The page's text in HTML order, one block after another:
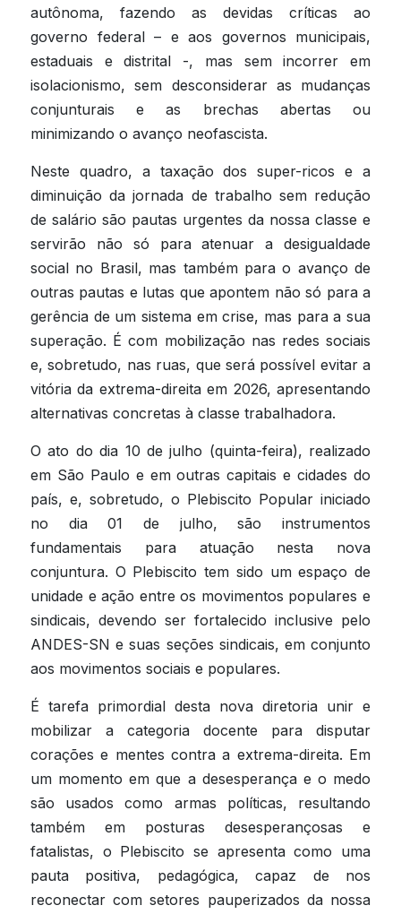
autônoma, fazendo as devidas críticas ao
governo federal – e aos governos municipais,
estaduais e distrital -, mas sem incorrer em
isolacionismo, sem desconsiderar as mudanças
conjunturais e as brechas abertas ou
minimizando o avanço neofascista.
Neste quadro, a taxação dos super-ricos e a
diminuição da jornada de trabalho sem redução
de salário são pautas urgentes da nossa classe e
servirão não só para atenuar a desigualdade
social no Brasil, mas também para o avanço de
outras pautas e lutas que apontem não só para a
gerência de um sistema em crise, mas para a sua
superação. É com mobilização nas redes sociais
e, sobretudo, nas ruas, que será possível evitar a
vitória da extrema-direita em 2026, apresentando
alternativas concretas à classe trabalhadora.
O ato do dia 10 de julho (quinta-feira), realizado
em São Paulo e em outras capitais e cidades do
país, e, sobretudo, o Plebiscito Popular iniciado
no dia 01 de julho, são instrumentos
fundamentais para atuação nesta nova
conjuntura. O Plebiscito tem sido um espaço de
unidade e ação entre os movimentos populares e
sindicais, devendo ser fortalecido inclusive pelo
ANDES-SN e suas seções sindicais, em conjunto
aos movimentos sociais e populares.
É tarefa primordial desta nova diretoria unir e
mobilizar a categoria docente para disputar
corações e mentes contra a extrema-direita. Em
um momento em que a desesperança e o medo
são usados como armas políticas, resultando
também em posturas desesperançosas e
fatalistas, o Plebiscito se apresenta como uma
pauta positiva, pedagógica, capaz de nos
reconectar com setores pauperizados da nossa